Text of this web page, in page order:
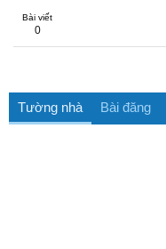
Bài viết
0
Tường nhà Bài đăng